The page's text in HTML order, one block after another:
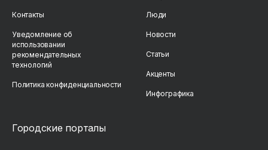
Контакты
Уведомление об
использовании
рекомендательных
технологий
Политика конфиденциальности
Люди
Новости
Статьи
Акценты
Инфографика
Городские порталы